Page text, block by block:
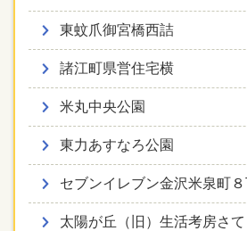
東蚊爪御宮橋西詰
諸江町県営住宅横
米丸中央公園
東力あすなろ公園
セブンイレブン金沢米泉町
太陽が丘（旧）生活考房さ